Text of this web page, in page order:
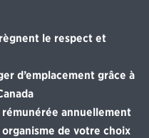
le respect et
d’emplacement grâce à
rémunérée annuellement
de votre choix